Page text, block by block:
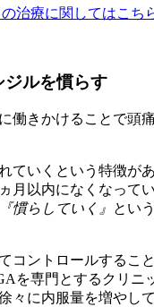
治療に関してはこち
ルを慣らす
働きかけることで頭
ていくという特徴が
月以内になくなって
『慣らしていく』 とい
コントロールするこ
を専門とするクリニ
々に内服量を増やし